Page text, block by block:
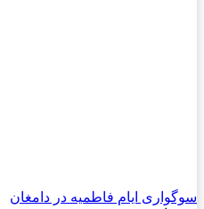
سوگواری ایام فاطمیه در دامغان